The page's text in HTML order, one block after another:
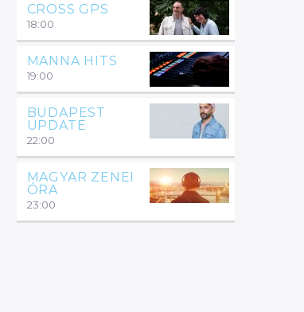
CROSS GPS
18:00
MANNA HITS
19:00
BUDAPEST
UPDATE
22:00
MAGYAR ZENEI
ÓRA
23:00